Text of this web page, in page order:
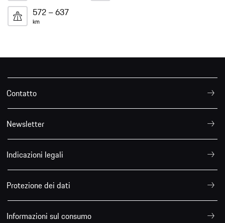
572 – 637
km
Contatto
Newsletter
Indicazioni legali
Protezione dei dati
Informazioni sul consumo